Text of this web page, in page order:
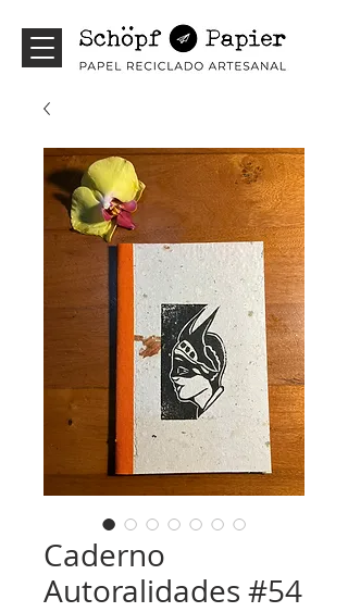
Caderno
Autoralidades #54